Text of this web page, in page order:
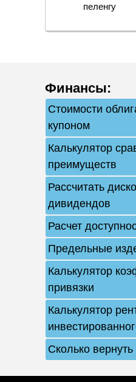
пеленгу
Финансы:
Стоимости
купоном
Калькулятор
преимуществ
Рассчитать
дивидендов
Расчет
Предельные
Калькулятор
привязки
Калькулятор
Сколько вернуть